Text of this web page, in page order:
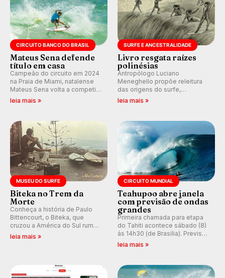
CIRCUITO BANCO DO BRASIL
Mateus Sena defende
título em casa
Campeão do circuito em 2024
na Praia de Miami, natalense
Mateus Sena volta a competir
em casa em busca de manter a
leia mais »
SURFE E ANCESTRALIDADE
Livro resgata raízes
polinésias
Antropólogo Luciano
Meneghello propõe releitura
das origens do surfe,
resgatando a cultura polinésia
prática em esporte e indústria.
leia mais »
MUSEU DO SURFE
Biteka no Trem da
Morte
Conheça a história de Paulo
Bittencourt, o Biteka, que
cruzou a América do Sul rumo
ao Pacífico em uma jornada
leia mais »
CIRCUITO MUNDIAL
Teahupoo abre janela
com previsão de ondas
grandes
Primeira chamada para etapa
do Tahiti acontece sábado (8)
às 14h30 (de Brasília). Previsão
indica swell consistente.
Kelly Slater convidado.
leia mais »